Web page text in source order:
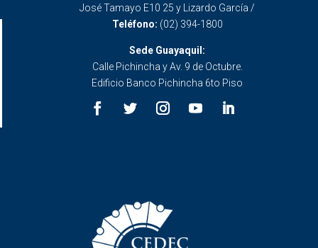
José Tamayo E10 25 y Lizardo García /
Teléfono: (02) 394-1800
Sede Guayaquil:
Calle Pichincha y Av. 9 de Octubre.
Edificio Banco Pichincha 6to Piso